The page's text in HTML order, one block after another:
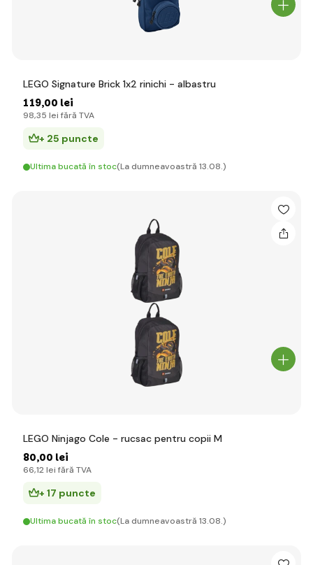
LEGO Signature Brick 1x2 rinichi - albastru
119,00 lei
98,35 lei fără TVA
+ 25 puncte
Ultima bucată în stoc(La dumneavoastră 13.08.)
LEGO Ninjago Cole - rucsac pentru copii M
80,00 lei
66,12 lei fără TVA
+ 17 puncte
Ultima bucată în stoc(La dumneavoastră 13.08.)